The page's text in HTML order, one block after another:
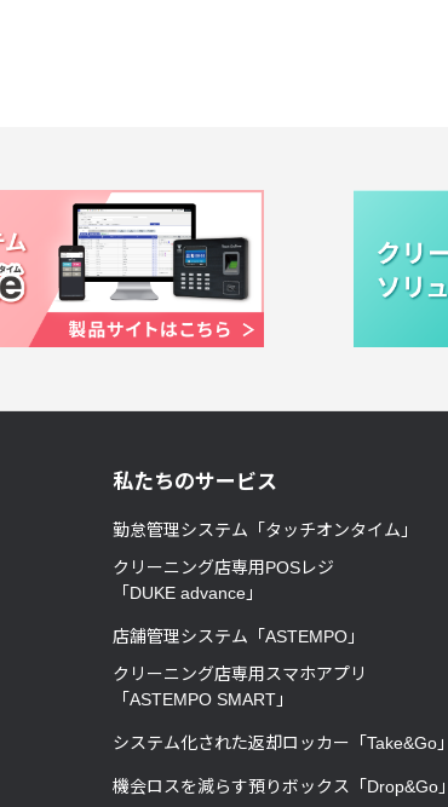
私たちのサービス
勤怠管理システム「タッチオンタイム」
クリーニング店専用POSレジ
「DUKE advance」
店舗管理システム「ASTEMPO」
クリーニング店専用スマホアプリ
「ASTEMPO SMART」
システム化された返却ロッカー「Take&Go」
機会ロスを減らす預りボックス「Drop&Go」